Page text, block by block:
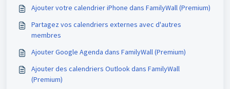
Ajouter votre calendrier iPhone dans FamilyWall (Premium)
Partagez vos calendriers externes avec d'autres
membres
Ajouter Google Agenda dans FamilyWall (Premium)
Ajouter des calendriers Outlook dans FamilyWall
(Premium)